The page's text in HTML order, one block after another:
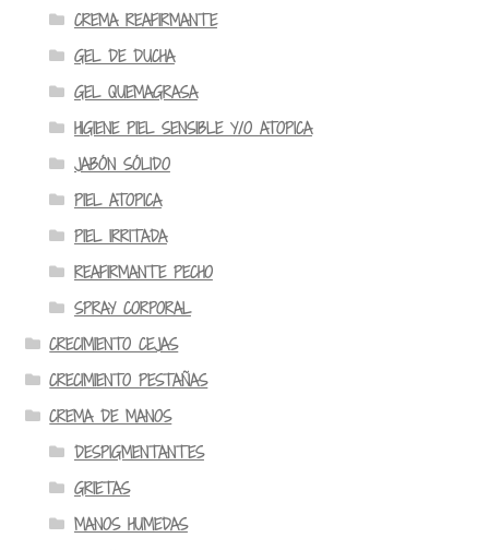
CREMA REAFIRMANTE
GEL DE DUCHA
GEL QUEMAGRASA
HIGIENE PIEL SENSIBLE Y/O ATOPICA
JABÓN SÓLIDO
PIEL ATOPICA
PIEL IRRITADA
REAFIRMANTE PECHO
SPRAY CORPORAL
CRECIMIENTO CEJAS
CRECIMIENTO PESTAÑAS
CREMA DE MANOS
DESPIGMENTANTES
GRIETAS
MANOS HUMEDAS